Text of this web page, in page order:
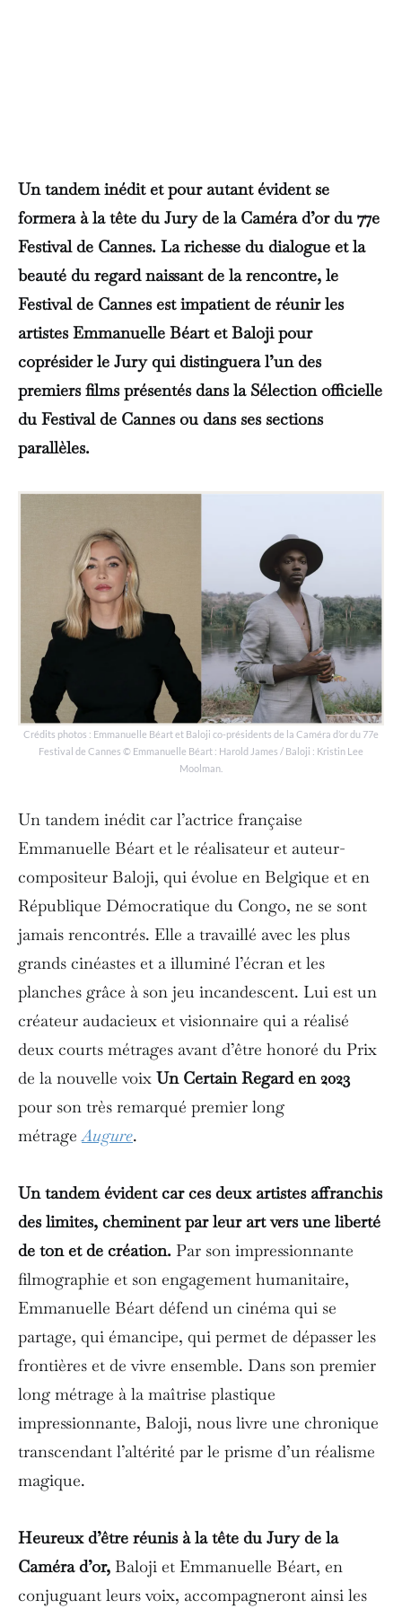
Un tandem inédit et pour autant évident se
formera à la tête du Jury de la Caméra d’or du 77e
Festival de Cannes. La richesse du dialogue et la
beauté du regard naissant de la rencontre, le
Festival de Cannes est impatient de réunir les
artistes Emmanuelle Béart et Baloji pour
coprésider le Jury qui distinguera l’un des
premiers films présentés dans la Sélection officielle
du Festival de Cannes ou dans ses sections
parallèles.
Crédits photos : Emmanuelle Béart et Baloji co-présidents de la Caméra d’or du 77e
Festival de Cannes © Emmanuelle Béart : Harold James / Baloji : Kristin Lee
Moolman.
Un tandem inédit car l’actrice française
Emmanuelle Béart et le réalisateur et auteur-
compositeur Baloji, qui évolue en Belgique et en
République Démocratique du Congo, ne se sont
jamais rencontrés. Elle a travaillé avec les plus
grands cinéastes et a illuminé l’écran et les
planches grâce à son jeu incandescent. Lui est un
créateur audacieux et visionnaire qui a réalisé
deux courts métrages avant d’être honoré du Prix
de la nouvelle voix Un Certain Regard en 2023
pour son très remarqué premier long
métrageAugure.
Un tandem évident car ces deux artistes affranchis
des limites, cheminent par leur art vers une liberté
de ton et de création. Par son impressionnante
filmographie et son engagement humanitaire,
Emmanuelle Béart défend un cinéma qui se
partage, qui émancipe, qui permet de dépasser les
frontières et de vivre ensemble. Dans son premier
long métrage à la maîtrise plastique
impressionnante, Baloji, nous livre une chronique
transcendant l’altérité par le prisme d’un réalisme
magique.
Heureux d’être réunis à la tête du Jury de la
Caméra d’or, Baloji et Emmanuelle Béart, en
conjuguant leurs voix, accompagneront ainsi les